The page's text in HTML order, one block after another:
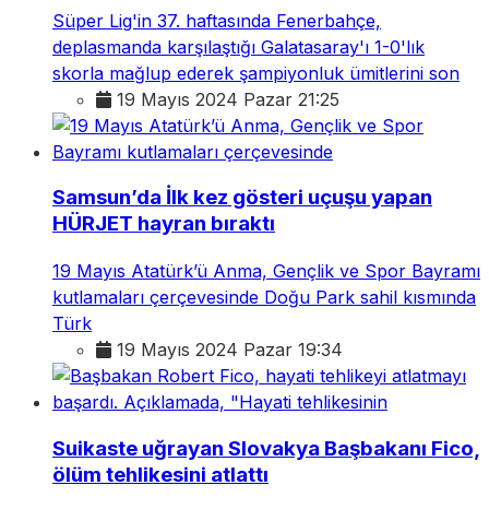
Süper Lig'in 37. haftasında Fenerbahçe,
deplasmanda karşılaştığı Galatasaray'ı 1-0'lık
skorla mağlup ederek şampiyonluk ümitlerini son
19 Mayıs 2024 Pazar 21:25
Samsun’da İlk kez gösteri uçuşu yapan
HÜRJET hayran bıraktı
19 Mayıs Atatürk’ü Anma, Gençlik ve Spor Bayramı
kutlamaları çerçevesinde Doğu Park sahil kısmında
Türk
19 Mayıs 2024 Pazar 19:34
Suikaste uğrayan Slovakya Başbakanı Fico,
ölüm tehlikesini atlattı